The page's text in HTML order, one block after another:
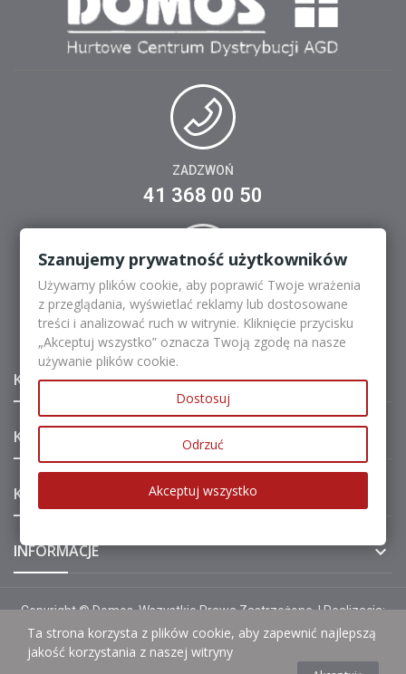
ZADZWOŃ
41 368 00 50
NAPISZ
biuro@domos.kielce.pl
KATEGORIE
KATEGORIE
KONTO
INFORMACJE 
Copyright © Domos. Wszystkie Prawa Zastrzeżone. | Realizacja:
Fancybox
Ta strona korzysta z plików cookie, aby zapewnić najlepszą
jakość korzystania z naszej witryny
Szanujemy prywatność użytkowników
Używamy plików cookie, aby poprawić Twoje wrażenia
z przeglądania, wyświetlać reklamy lub dostosowane
treści i analizować ruch w witrynie. Kliknięcie przycisku
„Akceptuj wszystko” oznacza Twoją zgodę na nasze
używanie plików cookie.
Dostosuj
Odrzuć
Akceptuj wszystko